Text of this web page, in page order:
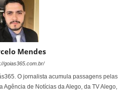
Mendes
goias365.com.br/
O jornalista acumula passagens pelas
Agência de Notícias da Alego, da TV Alego,